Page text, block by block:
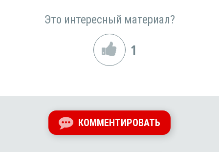
Это интересный материал?
1
КОММЕНТИРОВАТЬ